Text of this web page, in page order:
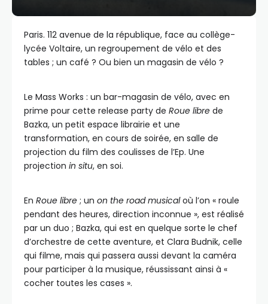
Paris. 112 avenue de la république, face au collège-
lycée Voltaire, un regroupement de vélo et des
tables ; un café ? Ou bien un magasin de vélo ?
Le Mass Works : un bar-magasin de vélo, avec en
prime pour cette release party de Roue libre de
Bazka, un petit espace librairie et une
transformation, en cours de soirée, en salle de
projection du film des coulisses de l’Ep. Une
projection in situ, en soi.
En Roue libre ; un on the road musicaloù l’on « roule
pendant des heures, direction inconnue », est réalisé
par un duo ; Bazka, qui est en quelque sorte le chef
d’orchestre de cette aventure, et Clara Budnik, celle
qui filme, mais qui passera aussi devant la caméra
pour participer à la musique, réussissant ainsi à «
cocher toutes les cases ».